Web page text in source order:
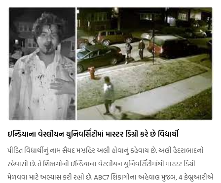
ઇન્ડિયાના વેસ્લીયન યુનિવર્સિટીમાં માસ્ટર ડિગ્રી કરે છે વિદ્યાર્થી
પીડિત વિદ્યાર્થીનું નામ સૈયદ મઝહિર અલી હોવાનું કહેવાય છે. અલી હૈદરાબાદનો
રહેવાસી છે. તે શિકાગોની ઇન્ડિયાના વેસ્લીયન યુનિવર્સિટીમાંથી માસ્ટર ડિગ્રી
મેળવવા માટે અભ્યાસ કરી રહ્યો છે. ABC7 શિકાગોના અહેવાલ મુજબ, 4 ફેબ્રુઆરીએ